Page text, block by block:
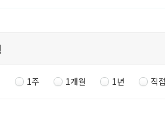
1주 1개월 1년 직